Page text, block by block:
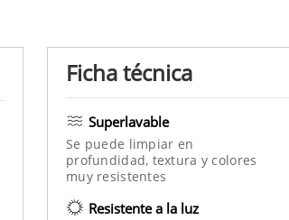
Ficha técnica
Superlavable
Se puede limpiar en
profundidad, textura y colores
muy resistentes
Resistente a la luz